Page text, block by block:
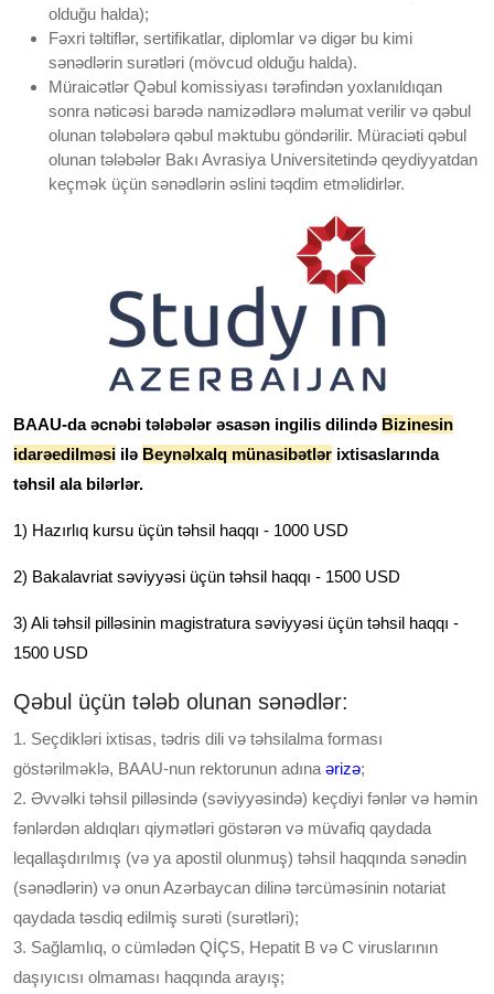
olduğu halda);
Fəxri təltiflər, sertifikatlar, diplomlar və digər bu kimi
sənədlərin surətləri (mövcud olduğu halda).
Müraicətlər Qəbul komissiyası tərəfindən yoxlanıldıqan
sonra nəticəsi barədə namizədlərə məlumat verilir və qəbul
olunan tələbələrə qəbul məktubu göndərilir. Müraciəti qəbul
olunan tələbələr Bakı Avrasiya Universitetində qeydiyyatdan
keçmək üçün sənədlərin əslini təqdim etməlidirlər.
BAAU-da əcnəbi tələbələr əsasən ingilis dilində Bizinesin
idarəedilməsi ilə Beynəlxalq münasibətlər ixtisaslarında
təhsil ala bilərlər.
1) Hazırlıq kursu üçün təhsil haqqı - 1000 USD
2) Bakalavriat səviyyəsi üçün təhsil haqqı - 1500 USD
3) Ali təhsil pilləsinin magistratura səviyyəsi üçün təhsil haqqı -
1500 USD
Qəbul üçün tələb olunan sənədlər:
1. Seçdikləri ixtisas, tədris dili və təhsilalma forması
göstərilməklə, BAAU-nun rektorunun adına ərizə;
2. Əvvəlki təhsil pilləsində (səviyyəsində) keçdiyi fənlər və həmin
fənlərdən aldıqları qiymətləri göstərən və müvafiq qaydada
leqallaşdırılmış (və ya apostil olunmuş) təhsil haqqında sənədin
(sənədlərin) və onun Azərbaycan dilinə tərcüməsinin notariat
qaydada təsdiq edilmiş surəti (surətləri);
3. Sağlamlıq, o cümlədən QİÇS, Hepatit B və C viruslarının
daşıyıcısı olmaması haqqında arayış;